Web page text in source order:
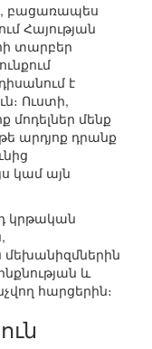
բացառապես
Հայության
տարբեր
է
Ուստի,
մենք
արդյոք դրանք
կամ այն
կրթական
մեխանիզմներին
և
հարցերին։